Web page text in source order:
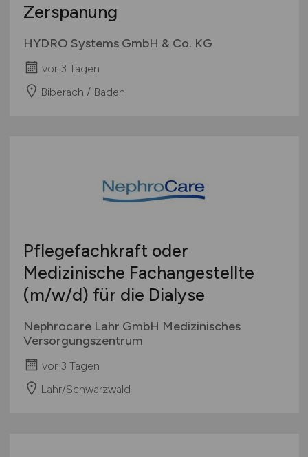
Zerspanung
HYDRO Systems GmbH & Co. KG
vor 3 Tagen
Biberach / Baden
Pflegefachkraft oder
Medizinische Fachangestellte
(m/w/d) für die Dialyse
Nephrocare Lahr GmbH Medizinisches
Versorgungszentrum
vor 3 Tagen
Lahr/Schwarzwald